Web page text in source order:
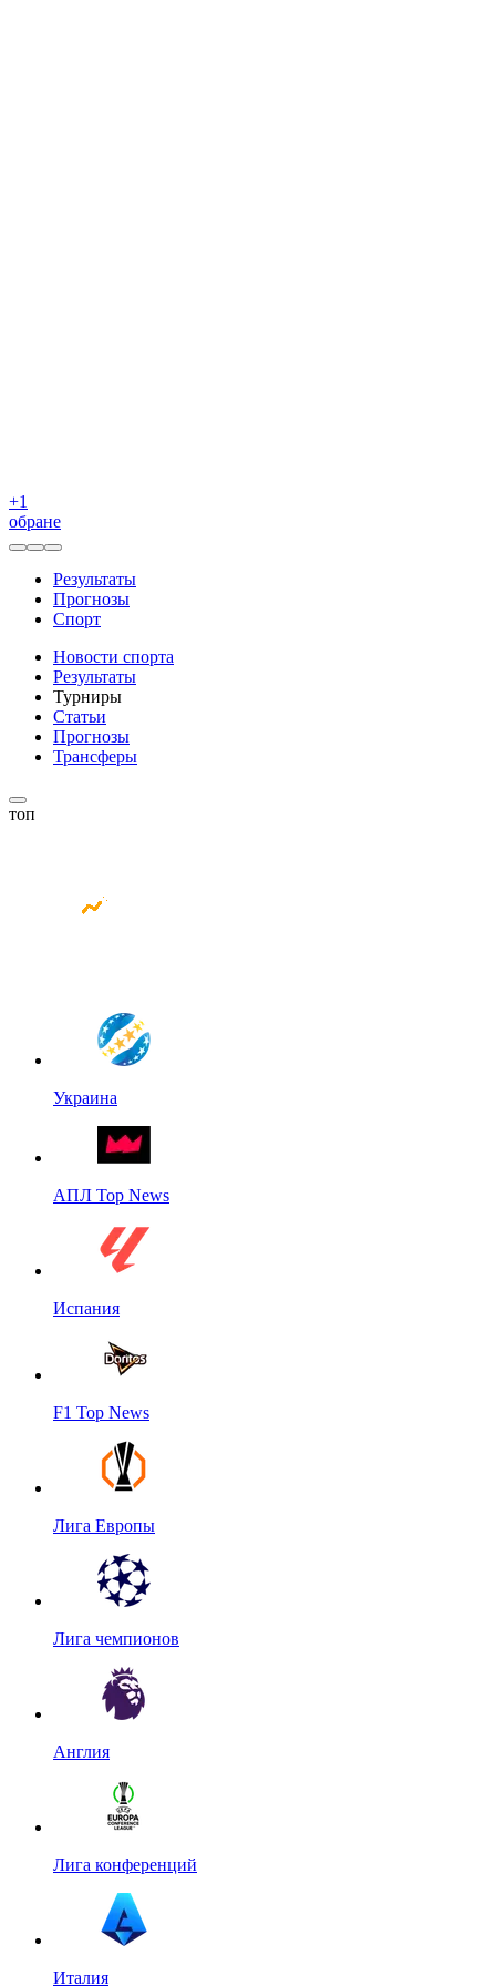
+1
обране
Результаты
Прогнозы
Спорт
Новости спорта
Результаты
Турниры
Статьи
Прогнозы
Трансферы
топ
Украина
АПЛ Top News
Испания
F1 Top News
Лига Европы
Лига чемпионов
Англия
Лига конференций
Италия